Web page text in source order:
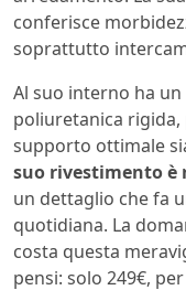
conferisce
soprattutto
Al suo interno ha
poliuretanica
supporto ottimale
suo rivestimento è
un dettaglio che fa
quotidiana. La
costa questa
pensi: solo 249€,